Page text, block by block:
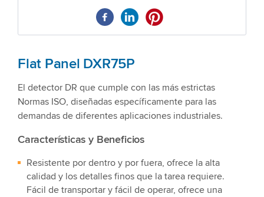
Flat Panel DXR75P
El detector DR que cumple con las más estrictas
Normas ISO, diseñadas específicamente para las
demandas de diferentes aplicaciones industriales.
Características y Beneficios
Resistente por dentro y por fuera, ofrece la alta
calidad y los detalles finos que la tarea requiere.
Fácil de transportar y fácil de operar, ofrece una